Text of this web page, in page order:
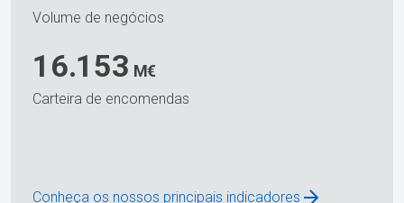
Volume de negócios
16.153 M€
Carteira de encomendas
Conheça os nossos principais indicadores